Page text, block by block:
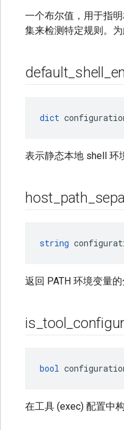
一个布尔值，用于指
集来检测特定规则。
default shell
dict
表示静态本地 shell 环
host path
string
返回 PATH 环境变量的
is _tool _
bool
在工具 (exec) 配置中